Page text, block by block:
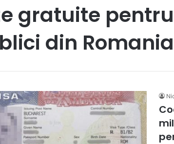
gratuite
din Romania